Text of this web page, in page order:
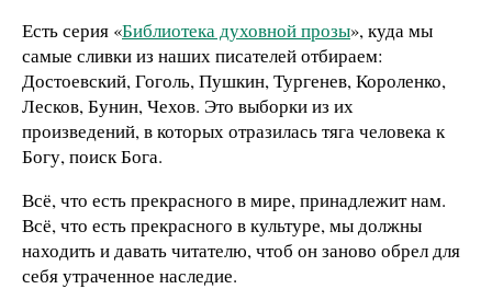
Есть серия «Библиотека духовной прозы», куда мы
самые сливки из наших писателей отбираем:
Достоевский, Гоголь, Пушкин, Тургенев, Короленко,
Лесков, Бунин, Чехов. Это выборки из их
произведений, в которых отразилась тяга человека к
Богу, поиск Бога.
Всё, что есть прекрасного в мире, принадлежит нам.
Всё, что есть прекрасного в культуре, мы должны
находить и давать читателю, чтоб он заново обрел для
себя утраченное наследие.